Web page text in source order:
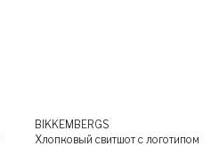
BIKKEMBERGS
Хлопковый свитшот с логотипом